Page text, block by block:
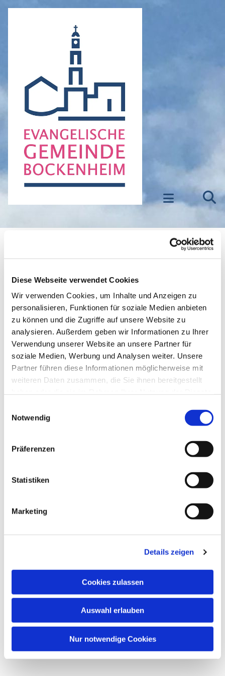
Diese Webseite verwendet Cookies
Wir verwenden Cookies, um Inhalte und Anzeigen zu
personalisieren, Funktionen für soziale Medien anbieten
zu können und die Zugriffe auf unsere Website zu
analysieren. Außerdem geben wir Informationen zu Ihrer
Verwendung unserer Website an unsere Partner für
soziale Medien, Werbung und Analysen weiter. Unsere
Partner führen diese Informationen möglicherweise mit
weiteren Daten zusammen, die Sie ihnen bereitgestellt
Notwendig
Präferenzen
Statistiken
Marketing
Details zeigen
Cookies zulassen
Auswahl erlauben
Nur notwendige Cookies
© Meike Lottmann
Uhr
Ostraum in der Friedenskirche,
Frankenallee 150, 60326 Frankfurt am
Main
Meike